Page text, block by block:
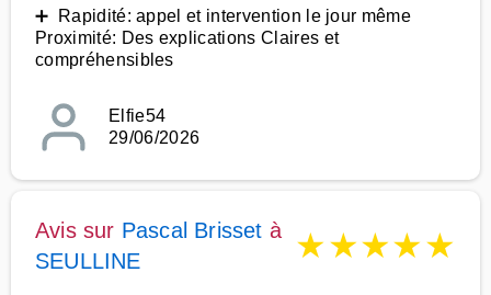
➕ Rapidité: appel et intervention le jour même
Proximité: Des explications Claires et
compréhensibles
Elfie54
29/06/2026
Avis sur Pascal Brisset à
SEULLINE
★★★★★